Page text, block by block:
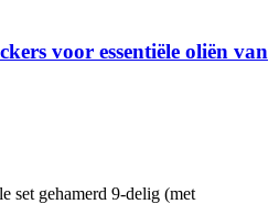
voor essentiële oliën van